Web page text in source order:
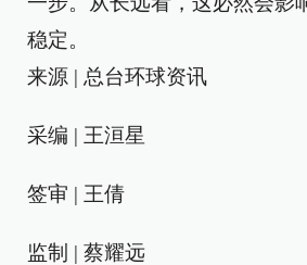
稳定。
来源 | 总台环球资讯
采编 | 王洹星
签审 | 王倩
监制 | 蔡耀远